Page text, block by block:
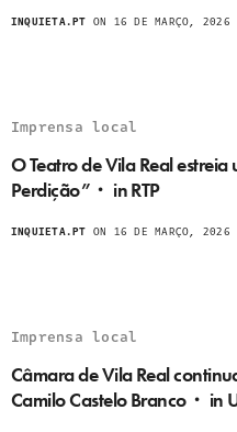
INQUIETA.PT ON 16 DE MARÇO, 2026
Imprensa local
O Teatro de Vila Real
Perdição”・ in RTP
INQUIETA.PT ON 16 DE MARÇO, 2026
Imprensa local
Câmara de Vila Real
Camilo Castelo Branco・ in